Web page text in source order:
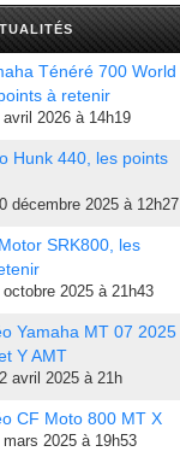
Ténéré 700 World
à retenir
avril 2026 à 14h19
Hunk 440, les points
décembre 2025 à 12h27
SRK800, les
octobre 2025 à 21h43
Yamaha MT 07 2025
Y AMT
avril 2025 à 21h
CF Moto 800 MT X
mars 2025 à 19h53